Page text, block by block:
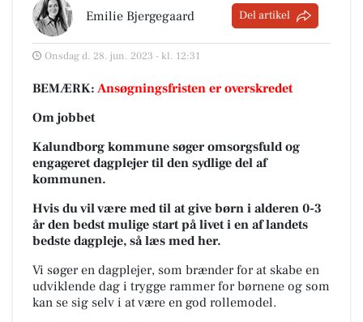
Emilie Bjergegaard Del artikel
Onsdag d. 28. jun. 2023 - kl. 12:31
BEMÆRK: Ansøgningsfristen er overskredet
Om jobbet
Kalundborg kommune søger omsorgsfuld og
engageret dagplejer til den sydlige del af
kommunen.
Hvis du vil være med til at give børn i alderen 0-3
år den bedst mulige start på livet i en af landets
bedste dagpleje, så læs med her.
Vi søger en dagplejer, som brænder for at skabe en
udviklende dag i trygge rammer for børnene og som
kan se sig selv i at være en god rollemodel.